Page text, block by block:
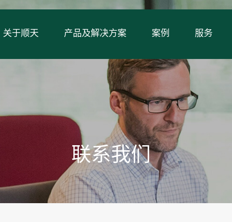
关于顺天 产品及解决方案 案例 服务
联系我们